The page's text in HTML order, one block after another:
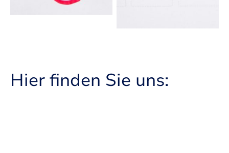
Hier finden Sie uns: